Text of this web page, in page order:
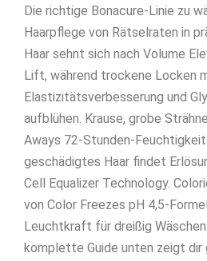
Die richtige Bonacure-Linie zu
Haarpflege von Rätselraten in
Haar sehnt sich nach Volume
Lift, während trockene Locken
Elastizitätsverbesserung und
aufblühen. Krause, grobe
Aways 72-Stunden-
geschädigtes Haar findet
Cell Equalizer Technology.
von Color Freezes pH 4,5-
Leuchtkraft für dreißig
komplette Guide unten zeigt dir